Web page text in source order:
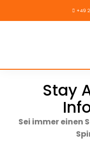
 +49
Stay
Sei immer einen